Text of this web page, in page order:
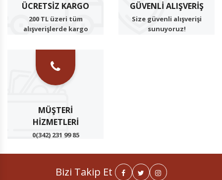
ÜCRETSIZ KARGO
200 TL üzeri tüm
alışverişlerde kargo
GÜVENLI ALIŞVERIŞ
Size güvenli alışverişi
sunuyoruz!
MÜŞTERI
HIZMETLERI
0(342) 231 99 85
Bizi Takip Et